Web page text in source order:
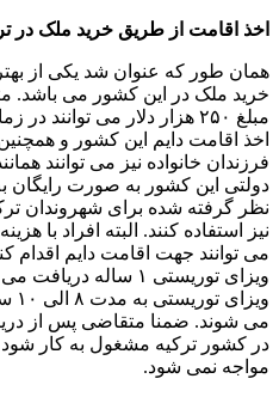
اخذ اقامت از طریق خرید ملک در
همان طور که عنوان شد یکی از
خرید ملک در این کشور می باشد.
اخذ اقامت دایم این کشور و
فرزندان خانواده نیز می توانند
دولتی این کشور به صورت رایگان
نظر گرفته شده برای شهروندان
می توانند جهت اقامت دایم اقدام
ویزای توریستی ۱ ساله
می شوند. ضمنا متقاضی پس از
در کشور ترکیه مشغول به کار
مواجه نمی شود.